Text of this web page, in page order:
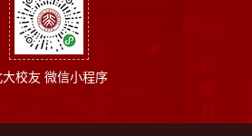
大校友 微信小程序